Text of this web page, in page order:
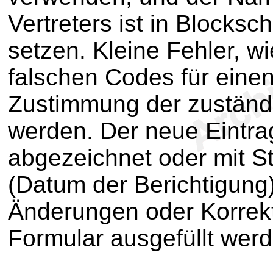
Vertreters ist in
setzen. Kleine Fehler,
falschen Codes für
Zustimmung der
werden. Der neue
abgezeichnet oder mit
(Datum der
Änderungen oder
Formular ausgefüllt